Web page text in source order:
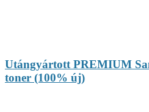
Utángyártott PREMIUM
toner (100% új)